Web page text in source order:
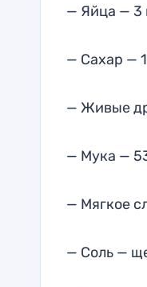
— Яйца — 3
— Сахар —
— Живые
— Мука —
— Мягкое
— Соль —